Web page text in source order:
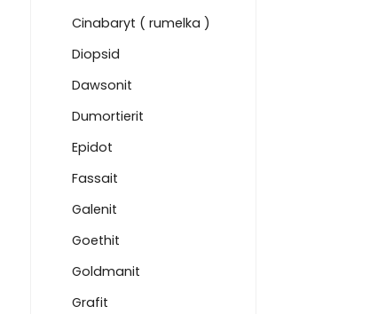
Cinabaryt ( rumelka )
Diopsid
Dawsonit
Dumortierit
Epidot
Fassait
Galenit
Goethit
Goldmanit
Grafit